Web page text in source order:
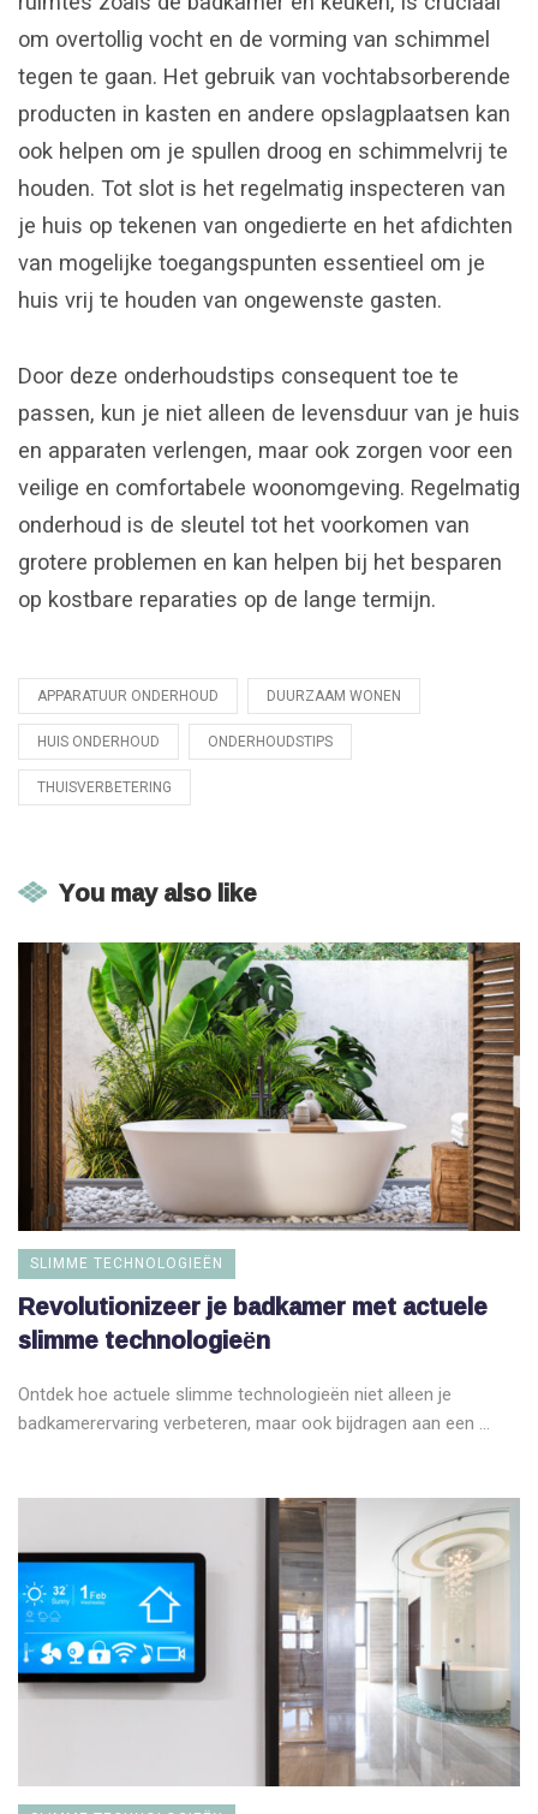
om overtollig vocht en de vorming van schimmel
tegen te gaan. Het gebruik van vochtabsorberende
producten in kasten en andere opslagplaatsen kan
ook helpen om je spullen droog en schimmelvrij te
houden. Tot slot is het regelmatig inspecteren van
je huis op tekenen van ongedierte en het afdichten
van mogelijke toegangspunten essentieel om je
huis vrij te houden van ongewenste gasten.
Door deze onderhoudstips consequent toe te
passen, kun je niet alleen de levensduur van je huis
en apparaten verlengen, maar ook zorgen voor een
veilige en comfortabele woonomgeving. Regelmatig
onderhoud is de sleutel tot het voorkomen van
grotere problemen en kan helpen bij het besparen
op kostbare reparaties op de lange termijn.
Tagged
with
APPARATUUR ONDERHOUD DUURZAAM WONEN
HUIS ONDERHOUD ONDERHOUDSTIPS
THUISVERBETERING
You may also like
SLIMME TECHNOLOGIEËN
Revolutionizeer je badkamer met actuele
slimme technologieën
Ontdek hoe actuele slimme technologieën niet alleen je
badkamerervaring verbeteren, maar ook bijdragen aan een ...